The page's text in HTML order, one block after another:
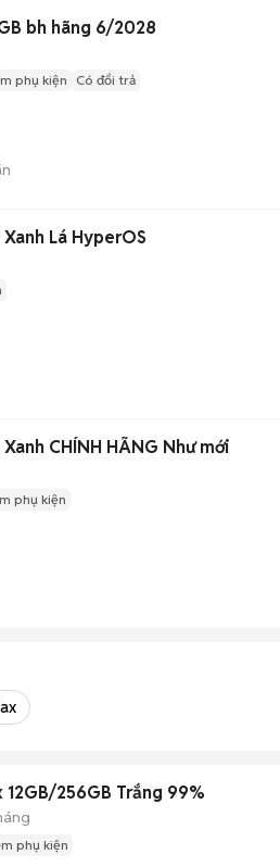
bh hãng 6/2028
phụ kiện Có đổi trả
Lá HyperOS
CHÍNH HÃNG Như mới
phụ kiện
256GB Trắng 99%
phụ kiện